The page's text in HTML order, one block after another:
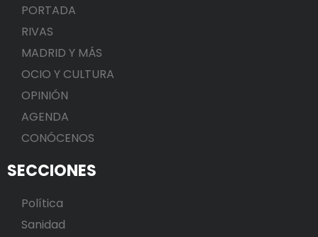
PORTADA
RIVAS
MADRID Y MÁS
OCIO Y CULTURA
OPINIÓN
AGENDA
CONÓCENOS
SECCIONES
Política
Sanidad